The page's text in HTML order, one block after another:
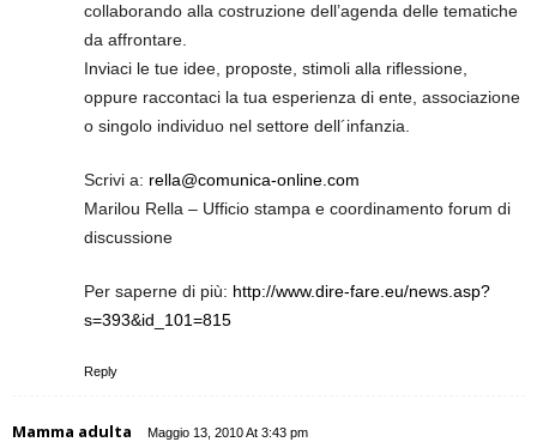
collaborando alla costruzione dell’agenda delle tematiche
da affrontare.
Inviaci le tue idee, proposte, stimoli alla riflessione,
oppure raccontaci la tua esperienza di ente, associazione
o singolo individuo nel settore dell´infanzia.
Scrivi a: rella@comunica-online.com
Marilou Rella – Ufficio stampa e coordinamento forum di
discussione
Per saperne di più: http://www.dire-fare.eu/news.asp?
s=393&id_101=815
Reply
Mamma adulta Maggio 13, 2010 At 3:43 pm